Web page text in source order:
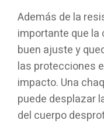
Además de la
importante que la
buen ajuste y
las protecciones
impacto. Una
puede desplazar
del cuerpo